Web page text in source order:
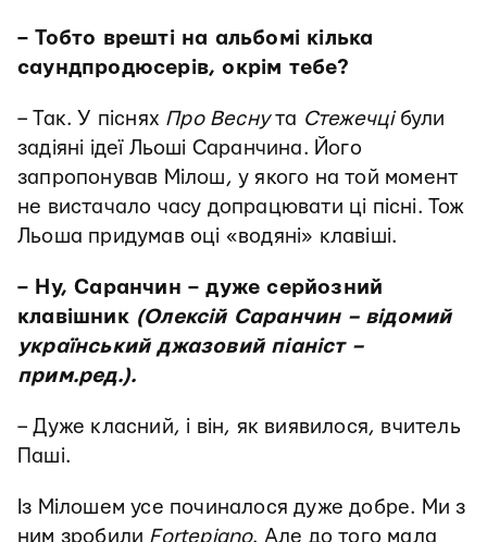
– Тобто врешті на альбомі кілька
саундпродюсерів, окрім тебе?
– Так. У піснях Про Веснута Стежечцібули
задіяні ідеї Льоші Саранчина. Його
запропонував Мілош, у якого на той момент
не вистачало часу допрацювати ці пісні. Тож
Льоша придумав оці «водяні» клавіші.
– Ну, Саранчин – дуже серйозний
клавішник (Олексій Саранчин – відомий
український джазовий піаніст –
прим.ред.).
– Дуже класний, і він, як виявилося, вчитель
Паші.
Із Мілошем усе починалося дуже добре. Ми з
ним зробили Fortepiano. Але до того мала